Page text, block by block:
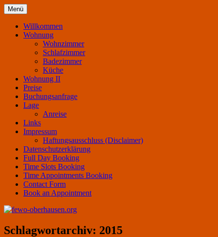
Zum
Inhalt
springen
fewo-oberhausen.org
Ferienwohnung – Monteurzimmer
Menü
Willkommen
Wohnung
Wohnzimmer
Schlafzimmer
Badezimmer
Küche
Wohnung II
Preise
Buchungsanfrage
Lage
Anreise
Links
Impressum
Haftungsausschluss (Disclaimer)
Datenschutzerklärung
Full Day Booking
Time Slots Booking
Time Appointments Booking
Contact Form
Book an Appointment
Schlagwortarchiv: 2015